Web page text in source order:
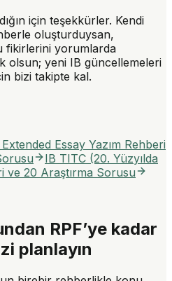
için teşekkürler. Kendi
oluşturduysan,
fikirlerini yorumlarda
olsun; yeni IB güncellemeleri
bizi takipte kal.
Essay Yazım Rehberi
IB TITC (20. Yüzyılda
ve 20 Araştırma Sorusu
RPF’ye kadar
planlayın